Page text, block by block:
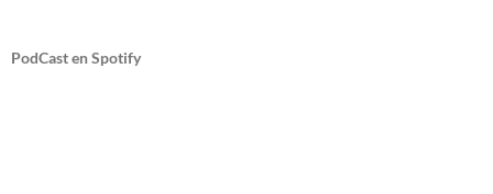
PodCast en Spotify